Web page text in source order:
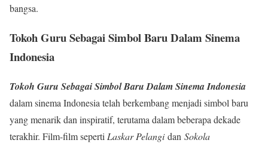
bangsa.
Tokoh Guru Sebagai Simbol Baru Dalam Sinema
Indonesia
Tokoh Guru Sebagai Simbol Baru Dalam Sinema Indonesia
dalam sinema Indonesia telah berkembang menjadi simbol baru
yang menarik dan inspiratif, terutama dalam beberapa dekade
terakhir. Film-film seperti Laskar Pelangidan Sokola